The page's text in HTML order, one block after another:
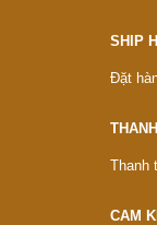
SHIP
Đặt
Thanh
CAM